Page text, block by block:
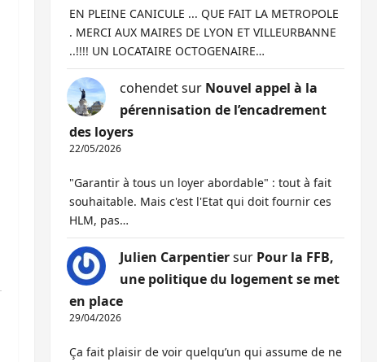
EN PLEINE CANICULE ... QUE FAIT LA METROPOLE
. MERCI AUX MAIRES DE LYON ET VILLEURBANNE
..!!!! UN LOCATAIRE OCTOGENAIRE…
cohendetsur Nouvel appel à la
pérennisation de l’encadrement
des loyers
22/05/2026
"Garantir à tous un loyer abordable" : tout à fait
souhaitable. Mais c'est l'Etat qui doit fournir ces
HLM, pas…
Julien Carpentiersur Pour la FFB,
une politique du logement se met
en place
29/04/2026
Ça fait plaisir de voir quelqu’un qui assume de ne